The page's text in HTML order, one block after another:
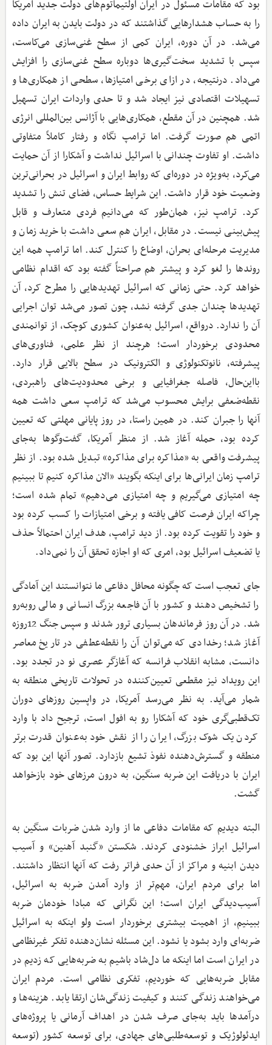
بود که مقامات مسئول در ایران اولتیماتوم‌های دولت جدید آمریکا
را به حساب هشدارهایی گذاشتند که در دولت بایدن به ایران داده
می‌شد. در آن دوره، ایران کمی از سطح غنی‌سازی می‌کاست،
سپس با تشدید سخت‌گیری‌ها دوباره سطح غنی‌سازی را افزایش
می‌داد. درنتیجه، در ازای برخی امتیازها، سطحی از همکاری‌ها و
تسهیلات اقتصادی نیز ایجاد شد و تا حدی واردات ایران تسهیل
شد. همچنین در آن مقطع، همکاری‌هایی با آژانس بین‌المللی انرژی
اتمی هم صورت گرفت. اما ترامپ نگاه و رفتار کاملاً متفاوتی
داشت. او تفاوت چندانی با اسرائیل نداشت و آشکارا از آن حمایت
می‌کرد، به‌ویژه در دوره‌ای که روابط ایران و اسرائیل در بحرانی‌ترین
وضعیت خود قرار داشت. این شرایط حساس، فضای تنش را تشدید
کرد. ترامپ نیز، همان‌طور که می‌دانیم فردی متعارف و قابل
پیش‌بینی نیست. در مقابل، ایران هم سعی داشت با خرید زمان و
مدیریت مرحله‌ای بحران، اوضاع را کنترل کند. اما ترامپ همه این
روندها را لغو کرد و پیشتر هم صراحتاً گفته بود که اقدام نظامی
خواهد کرد. حتی زمانی که اسرائیل تهدیدهایی را مطرح کرد، آن
تهدیدها چندان جدی گرفته نشد، چون تصور می‌شد توان اجرایی
آن را ندارد. درواقع، اسرائیل به‌عنوان کشوری کوچک، از توانمندی
محدودی برخوردار است؛ هرچند از نظر علمی، فناوری‌های
پیشرفته، نانوتکنولوژی و الکترونیک در سطح بالایی قرار دارد.
بااین‌حال، فاصله جغرافیایی و برخی محدودیت‌های راهبردی،
نقطه‌ضعفی برایش محسوب می‌شد که ترامپ سعی داشت همه
آنها را جبران کند. در همین راستا، در روز پایانی مهلتی که تعیین
کرده بود، حمله آغاز شد. از منظر آمریکا، گفت‌وگوها به‌جای
پیشرفت واقعی به «مذاکره برای مذاکره» تبدیل شده بود. از نظر
ترامپ زمان ایرانی‌ها برای اینکه بگویند «الان مذاکره کنیم تا ببینیم
چه امتیازی می‌گیریم و چه امتیازی می‌دهیم» تمام شده است؛
چراکه ایران فرصت کافی یافته و برخی امتیازات را کسب کرده بود
و خود را تقویت کرده بود. از دید ترامپ، هدف ایران احتمالاً حذف
یا تضعیف اسرائیل بود، امری که او اجازه تحقق آن را نمی‌داد.
جای تعجب است که چگونه محافل دفاعی ما نتوانستند این آمادگی
را تشخیص دهند و کشور با آن فاجعه بزرگ انسانی و مالی روبه‌رو
شد. در آن روز فرماندهان بسیاری ترور شدند و سپس جنگ 12‌روزه
آغاز شد؛ رخدادی که می‌توان آن را نقطه‌عطفی در تاریخ معاصر
دانست، مشابه انقلاب فرانسه که آغازگر عصری نو در تجدد بود.
این رویداد نیز مقطعی تعیین‌کننده در تحولات تاریخی منطقه به
‌شمار می‌آید. به نظر می‌رسد آمریکا، در واپسین روزهای دوران
تک‌قطبی‌گری خود که آشکارا رو به افول است، ترجیح داد با وارد
کردن یک شوک بزرگ، ایران را از نقش خود به‌عنوان قدرت برتر
منطقه و گسترش‌دهنده نفوذ تشیع بازدارد. تصور آنها این بود که
ایران با دریافت این ضربه سنگین، به درون مرزهای خود بازخواهد
گشت.
البته دیدیم که مقامات دفاعی ما از وارد شدن ضربات سنگین به
اسرائیل ابراز خشنودی کردند. شکستن «گنبد آهنین» و آسیب
‌دیدن ابنیه و مراکز از آن حدی فراتر رفت که آنها انتظار داشتند.
اما برای مردم ایران، مهم‌تر از وارد آمدن ضربه به اسرائیل،
آسیب‌دیدگی ایران است؛ این نگرانی که مبادا خودمان ضربه
ببینیم، از اهمیت بیشتری برخوردار است ولو اینکه به اسرائیل
ضربه‌ای وارد بشود یا نشود. این مسئله نشان‌دهنده تفکر غیرنظامی
در ایران است اما اینکه ما دل‌شاد باشیم به ضربه‌هایی که زدیم در
مقابل ضربه‌هایی که خوردیم، تفکری نظامی است. مردم ایران
می‌خواهند زندگی کنند و کیفیت زندگی‌شان ارتقا یابد. هزینه‌ها و
درآمدها باید به‌جای صرف شدن در اهداف آرمانی یا پروژه‌های
ایدئولوژیک و توسعه‌طلبی‌های جهادی، برای توسعه کشور (توسعه